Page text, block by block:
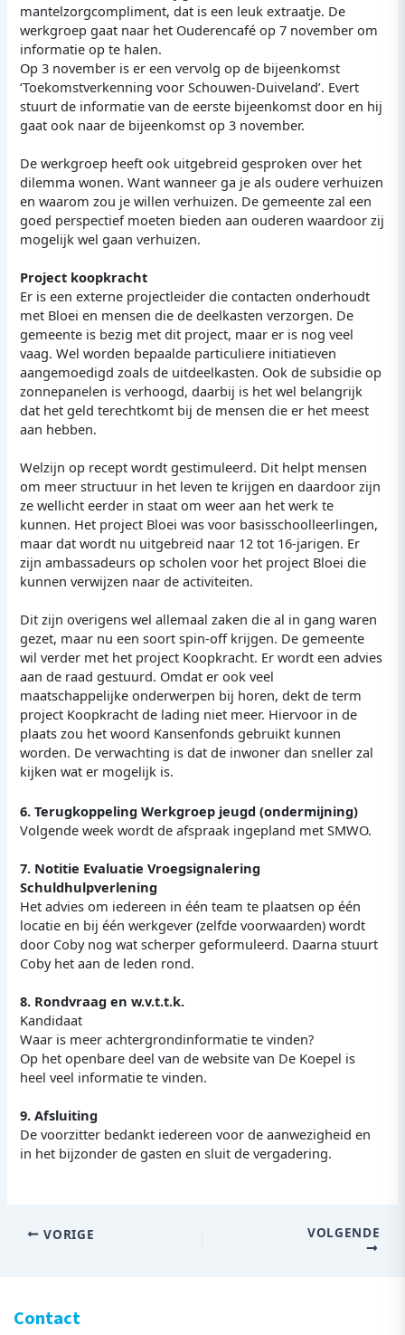
mantelzorgcompliment, dat is een leuk extraatje. De
werkgroep gaat naar het Ouderencafé op 7 november om
informatie op te halen.
Op 3 november is er een vervolg op de bijeenkomst
‘Toekomstverkenning voor Schouwen-Duiveland’. Evert
stuurt de informatie van de eerste bijeenkomst door en hij
gaat ook naar de bijeenkomst op 3 november.
De werkgroep heeft ook uitgebreid gesproken over het
dilemma wonen. Want wanneer ga je als oudere verhuizen
en waarom zou je willen verhuizen. De gemeente zal een
goed perspectief moeten bieden aan ouderen waardoor zij
mogelijk wel gaan verhuizen.
Project koopkracht
Er is een externe projectleider die contacten onderhoudt
met Bloei en mensen die de deelkasten verzorgen. De
gemeente is bezig met dit project, maar er is nog veel
vaag. Wel worden bepaalde particuliere initiatieven
aangemoedigd zoals de uitdeelkasten. Ook de subsidie op
zonnepanelen is verhoogd, daarbij is het wel belangrijk
dat het geld terechtkomt bij de mensen die er het meest
aan hebben.
Welzijn op recept wordt gestimuleerd. Dit helpt mensen
om meer structuur in het leven te krijgen en daardoor zijn
ze wellicht eerder in staat om weer aan het werk te
kunnen. Het project Bloei was voor basisschoolleerlingen,
maar dat wordt nu uitgebreid naar 12 tot 16-jarigen. Er
zijn ambassadeurs op scholen voor het project Bloei die
kunnen verwijzen naar de activiteiten.
Dit zijn overigens wel allemaal zaken die al in gang waren
gezet, maar nu een soort spin-off krijgen. De gemeente
wil verder met het project Koopkracht. Er wordt een advies
aan de raad gestuurd. Omdat er ook veel
maatschappelijke onderwerpen bij horen, dekt de term
project Koopkracht de lading niet meer. Hiervoor in de
plaats zou het woord Kansenfonds gebruikt kunnen
worden. De verwachting is dat de inwoner dan sneller zal
kijken wat er mogelijk is.
6. Terugkoppeling Werkgroep jeugd (ondermijning)
Volgende week wordt de afspraak ingepland met SMWO.
7. Notitie Evaluatie Vroegsignalering
Schuldhulpverlening
Het advies om iedereen in één team te plaatsen op één
locatie en bij één werkgever (zelfde voorwaarden) wordt
door Coby nog wat scherper geformuleerd. Daarna stuurt
Coby het aan de leden rond.
8. Rondvraag en w.v.t.t.k.
Kandidaat
Waar is meer achtergrondinformatie te vinden?
Op het openbare deel van de website van De Koepel is
heel veel informatie te vinden.
9. Afsluiting
De voorzitter bedankt iedereen voor de aanwezigheid en
in het bijzonder de gasten en sluit de vergadering.
VORIGE VOLGENDE
Contact